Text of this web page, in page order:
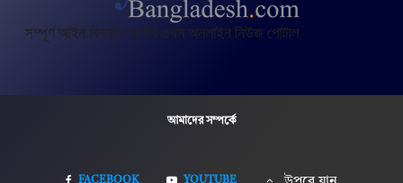
আমাদের সম্পর্কে
FACEBOOK YOUTUBE